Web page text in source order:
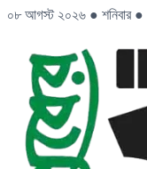
০৮ আগস্ট ২০২৬ ● শনিবার ●